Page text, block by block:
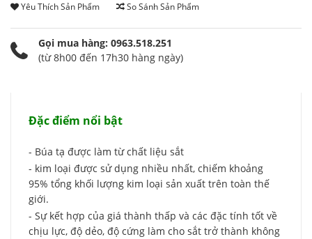
Yêu Thích Sản Phẩm So Sánh Sản Phẩm
Gọi mua hàng: 0963.518.251
(từ 8h00 đến 17h30 hàng ngày)
Đặc điểm nổi bật
- Búa tạ được làm từ chất liệu sắt
- kim loại được sử dụng nhiều nhất, chiếm khoảng
95% tổng khối lượng kim loại sản xuất trên toàn thế
giới.
- Sự kết hợp của giá thành thấp và các đặc tính tốt về
chịu lực, độ dẻo, độ cứng làm cho sắt trở thành không